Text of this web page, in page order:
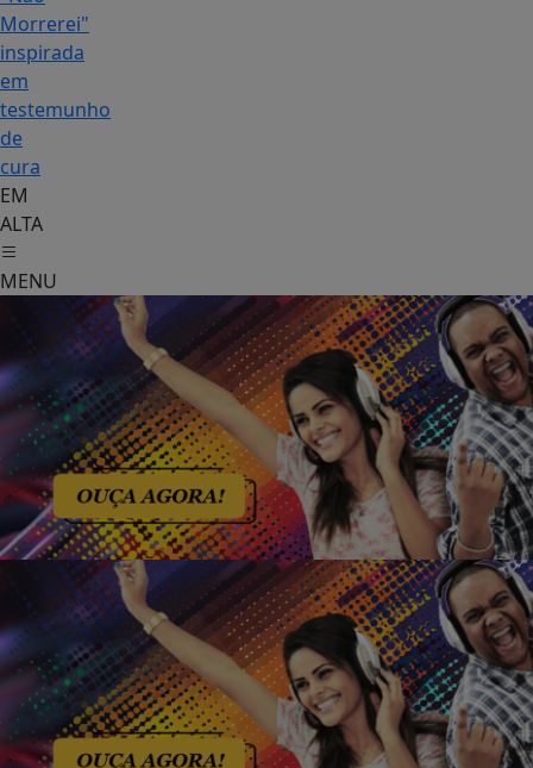
Morrerei"
inspirada
em
testemunho
de
cura
EM
ALTA
MENU